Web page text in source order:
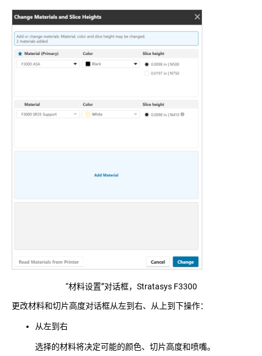
“材料设置”对话框，Stratasys F3300
更改材料和切片高度对话框从左到右、从上到下操作：
从左到右
选择的材料将决定可能的颜色、切片高度和喷嘴。